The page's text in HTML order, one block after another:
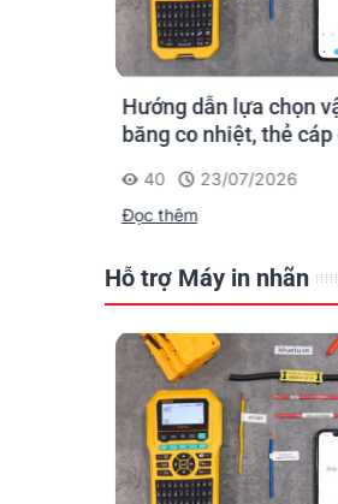
Hướng dẫn lựa chọn
băng co nhiệt, thẻ cáp
40
23/07/2026
Đọc thêm
Hỗ trợ Máy in nhãn